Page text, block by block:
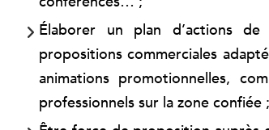
Élaborer un plan d’actions
propositions commerciales
animations promotionnelles,
professionnels sur la zone confiée ;